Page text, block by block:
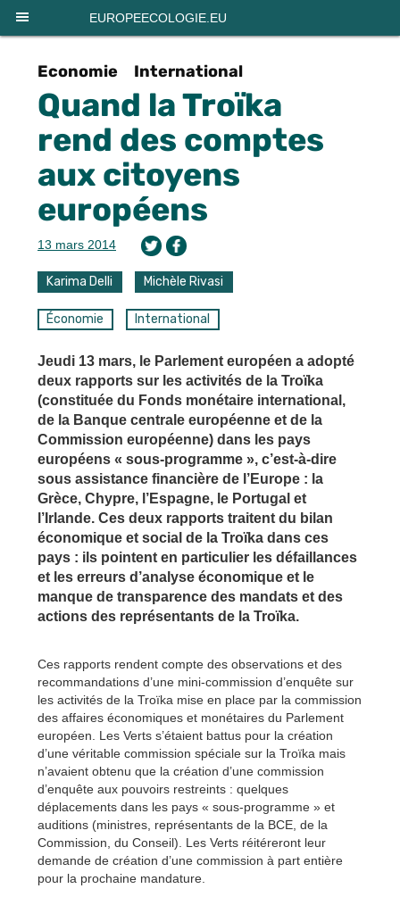
EUROPEECOLOGIE.EU
Economie International
Quand la Troïka
rend des comptes
aux citoyens
européens
13 mars 2014
Karima Delli Michèle Rivasi
Économie International
Jeudi 13 mars, le Parlement européen a adopté
deux rapports sur les activités de la Troïka
(constituée du Fonds monétaire international,
de la Banque centrale européenne et de la
Commission européenne) dans les pays
européens « sous-programme », c’est-à-dire
sous assistance financière de l’Europe : la
Grèce, Chypre, l’Espagne, le Portugal et
l’Irlande. Ces deux rapports traitent du bilan
économique et social de la Troïka dans ces
pays : ils pointent en particulier les défaillances
et les erreurs d’analyse économique et le
manque de transparence des mandats et des
actions des représentants de la Troïka.
Ces rapports rendent compte des observations et des
recommandations d’une mini-commission d’enquête sur
les activités de la Troïka mise en place par la commission
des affaires économiques et monétaires du Parlement
européen. Les Verts s’étaient battus pour la création
d’une véritable commission spéciale sur la Troïka mais
n’avaient obtenu que la création d’une commission
d’enquête aux pouvoirs restreints : quelques
déplacements dans les pays « sous-programme » et
auditions (ministres, représentants de la BCE, de la
Commission, du Conseil). Les Verts réitéreront leur
demande de création d’une commission à part entière
pour la prochaine mandature.